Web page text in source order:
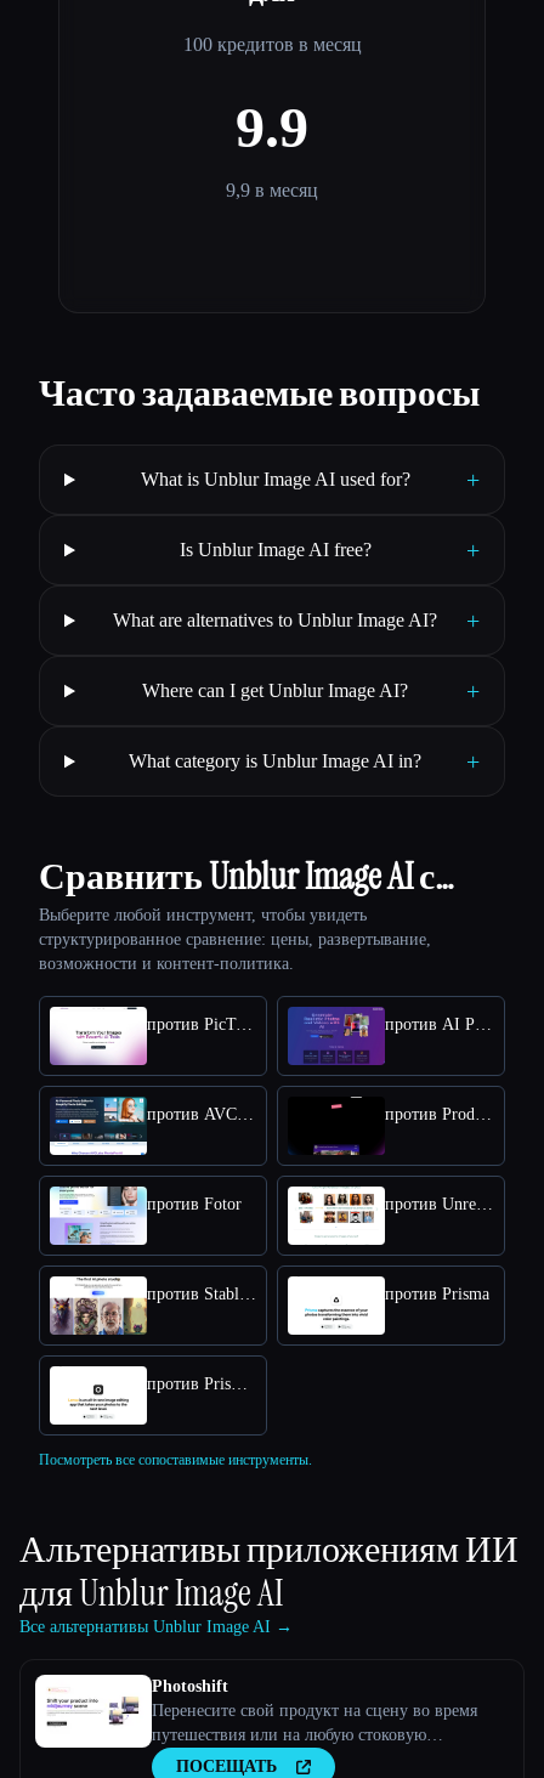
100 кредитов в месяц
9.9
9,9 в месяц
Часто задаваемые вопросы
What is Unblur Image AI used for? +
Is Unblur Image AI free? +
What are alternatives to Unblur Image AI? +
Where can I get Unblur Image AI? +
What category is Unblur Image AI in? +
Сравнить Unblur Image AI с…
Выберите любой инструмент, чтобы увидеть
структурированное сравнение: цены, развертывание,
возможности и контент-политика.
против PicTools.AI против AI Photos Editor
против AVCLabs PhotoPro AI против ProductScope AI
против Fotor против Unrealme
против Stabledojo против Prisma
против Prisma Lensa
Посмотреть все сопоставимые инструменты.
Альтернативы приложениям ИИ
дляUnblur Image AI
Все альтернативы Unblur Image AI →
Photoshift
Перенесите свой продукт на сцену во время
путешествия или на любую стоковую
фотографию
ПОСЕЩАТЬ